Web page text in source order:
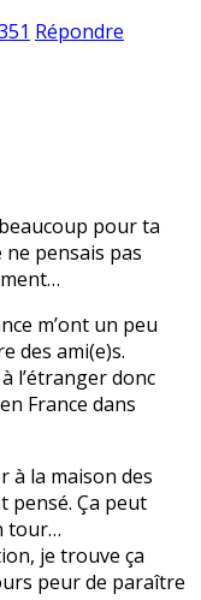
Répondre
pour ta
pensais pas
m’ont un peu
des ami(e)s.
l’étranger donc
France dans
à la maison des
pensé. Ça peut
tour…
je trouve ça
peur de paraître